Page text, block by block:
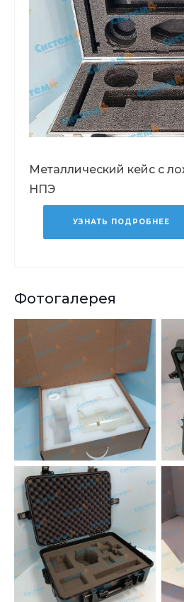
Металлический кейс с
НПЭ
УЗНАТЬ ПОДРОБНЕЕ
Фотогалерея